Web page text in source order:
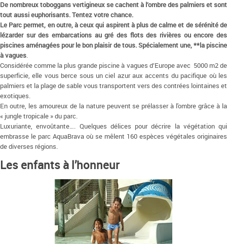
De nombreux toboggans vertigineux se cachent à l’ombre des palmiers et sont
tout aussi euphorisants. Tentez votre chance.
Le Parc permet, en outre, à ceux qui aspirent à plus de calme et de sérénité de
lézarder sur des embarcations au gré des flots des rivières ou encore des
piscines aménagées pour le bon plaisir de tous. Spécialement une, **la piscine
à vagues.
Considérée comme la plus grande piscine à vagues d’Europe avec 5000 m2 de
superficie, elle vous berce sous un ciel azur aux accents du pacifique où les
palmiers et la plage de sable vous transportent vers des contrées lointaines et
exotiques.
En outre, les amoureux de la nature peuvent se prélasser à l'ombre grâce à la
« jungle tropicale » du parc.
Luxuriante, envoûtante…. Quelques délices pour décrire la végétation qui
embrasse le parc AquaBrava où se mêlent 160 espèces végétales originaires
de diverses régions.
Les enfants à l’honneur